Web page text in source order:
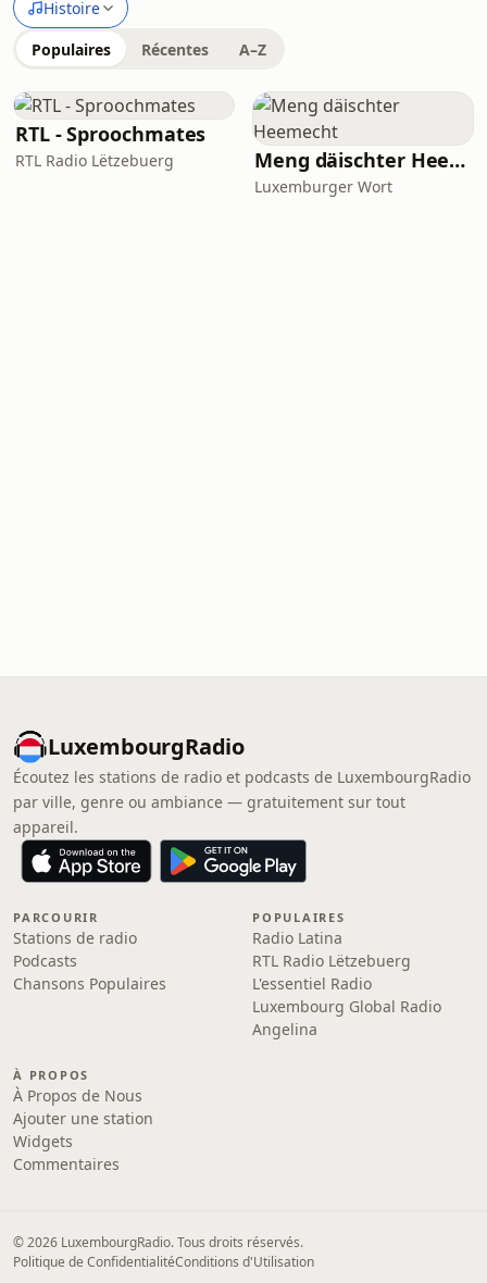
Histoire
Populaires Récentes A–Z
RTL - Sproochmates
RTL Radio Lëtzebuerg Meng däischter Heemecht
Luxemburger Wort
LuxembourgRadio
Écoutez les stations de radio et podcasts de LuxembourgRadio
par ville, genre ou ambiance — gratuitement sur tout
appareil.
PARCOURIR
Stations de radio
Podcasts
Chansons Populaires
POPULAIRES
Radio Latina
RTL Radio Lëtzebuerg
L'essentiel Radio
Luxembourg Global Radio
Angelina
À PROPOS
À Propos de Nous
Ajouter une station
Widgets
Commentaires
© 2026 LuxembourgRadio. Tous droits réservés.
Politique de ConfidentialitéConditions d'Utilisation